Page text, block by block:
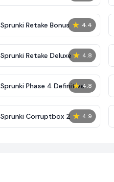
★ 4.4
Sprunki Retake Bonus
★ 4.8
Sprunki Retake Deluxe
★ 4.8
Sprunki Phase 4 Definitive
★ 4.9
Sprunki Corruptbox 2